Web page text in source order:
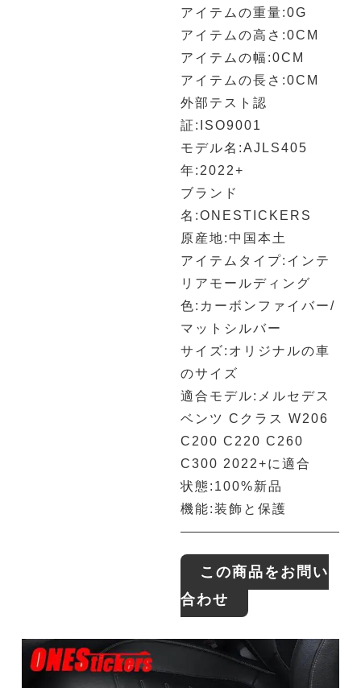
アイテムの重量:0G
アイテムの高さ:0CM
アイテムの幅:0CM
アイテムの長さ:0CM
外部テスト認
証:ISO9001
モデル名:AJLS405
年:2022+
ブランド
名:ONESTICKERS
原産地:中国本土
アイテムタイプ:インテ
リアモールディング
色:カーボンファイバー/
マットシルバー
サイズ:オリジナルの車
のサイズ
適合モデル:メルセデス
ベンツ Cクラス W206
C200 C220 C260
C300 2022+に適合
状態:100%新品
機能:装飾と保護
この商品をお問い
合わせ